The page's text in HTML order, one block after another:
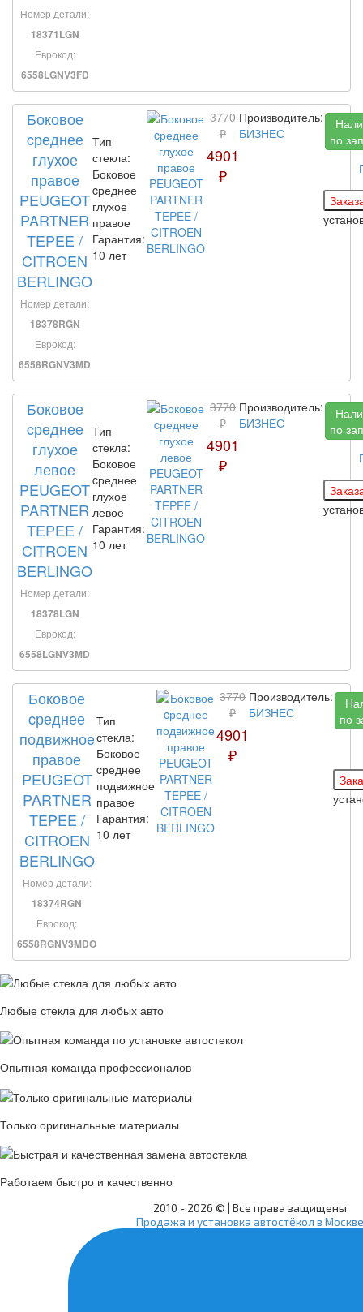
Номер детали:
18371LGN
Еврокод:
6558LGNV3FD
Боковое
cреднее
глухое
правое
PEUGEOT
PARTNER
TEPEE /
CITROEN
BERLINGO
Номер детали:
18378RGN
Еврокод:
6558RGNV3MD
Тип
стекла:
Боковое
cреднее
глухое
правое
Гарантия:
10 лет
3770
₽
4901
₽
Производитель:
БИЗНЕС
по
Боковое
cреднее
глухое
левое
PEUGEOT
PARTNER
TEPEE /
CITROEN
BERLINGO
Номер детали:
18378LGN
Еврокод:
6558LGNV3MD
Тип
стекла:
Боковое
cреднее
глухое
левое
Гарантия:
10 лет
3770
₽
4901
₽
Производитель:
БИЗНЕС
по
Боковое
cреднее
подвижное
правое
PEUGEOT
PARTNER
TEPEE /
CITROEN
BERLINGO
Номер детали:
18374RGN
Еврокод:
6558RGNV3MDO
Тип
стекла:
Боковое
cреднее
подвижное
правое
Гарантия:
10 лет
3770
₽
4901
₽
Производитель:
БИЗНЕС
по
Любые стекла для любых авто
Опытная команда профессионалов
Только оригинальные материалы
Работаем быстро и качественно
2010 - 2026 © | Все права защищены
Продажа и установка автостёкол в Москве